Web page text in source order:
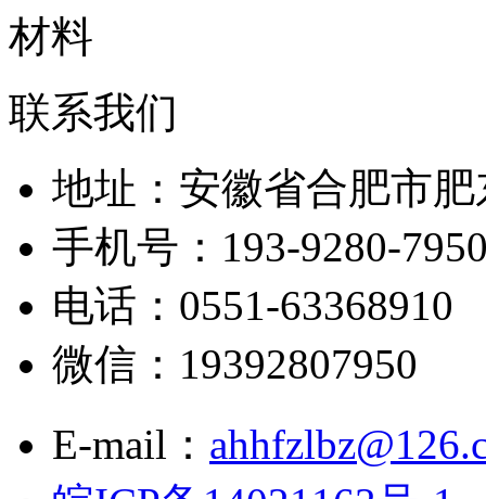
联系我们
地址：安徽省合肥市
手机号：193-9280-
电话：0551-63368910
微信：19392807950
E-mail：